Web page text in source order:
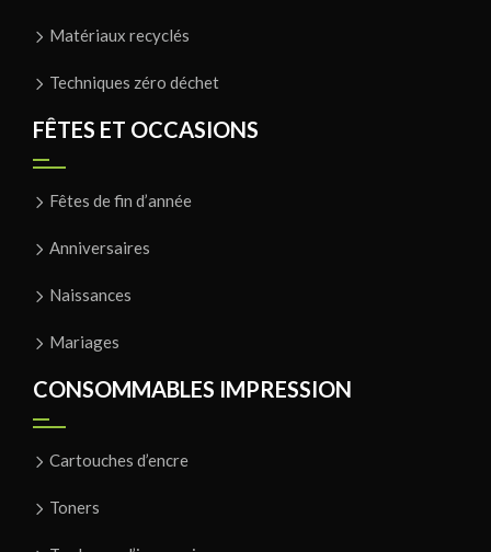
Matériaux recyclés
Techniques zéro déchet
FÊTES ET OCCASIONS
Fêtes de fin d’année
Anniversaires
Naissances
Mariages
CONSOMMABLES IMPRESSION
Cartouches d’encre
Toners